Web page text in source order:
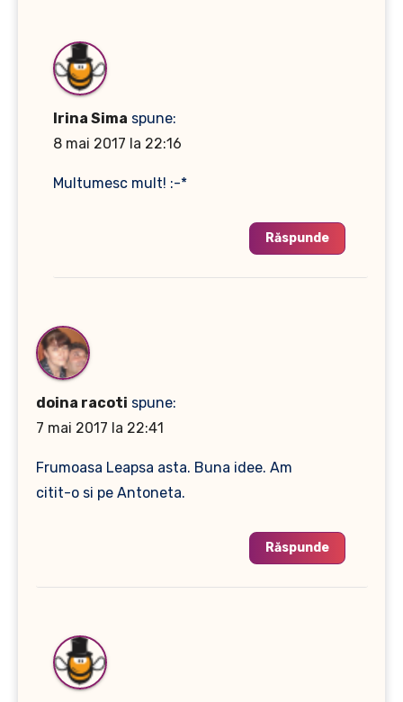
Irina Sima spune:
8 mai 2017 la 22:16
Multumesc mult! :-*
Răspunde
doina racoti spune:
7 mai 2017 la 22:41
Frumoasa Leapsa asta. Buna idee. Am
citit-o si pe Antoneta.
Răspunde